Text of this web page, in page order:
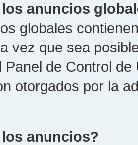
anuncios
globales
vez que sea
Panel de Control
otorgados por la
anuncios?